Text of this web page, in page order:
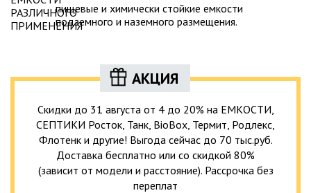
пищевые и химически стойкие емкости
подземного и наземного размещения.
АКЦИЯ
Скидки до 31 августа от 4 до 20% на ЕМКОСТИ,
СЕПТИКИ Росток, Танк, BioBox, Термит, Родлекс,
Флотенк и другие! Выгода сейчас до 70 тыс.руб.
Доставка бесплатно или со скидкой 80%
(зависит от модели и расстояние). Рассрочка без
переплат